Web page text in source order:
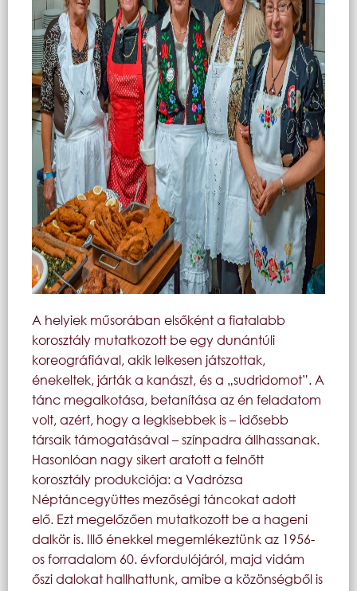
A helyiek műsorában elsőként a fiatalabb
korosztály mutatkozott be egy dunántúli
koreográfiával, akik lelkesen játszottak,
énekeltek, járták a kanászt, és a „sudridomot”. A
tánc megalkotása, betanítása az én feladatom
volt, azért, hogy a legkisebbek is – idősebb
társaik támogatásával – színpadra állhassanak.
Hasonlóan nagy sikert aratott a felnőtt
korosztály produkciója: a Vadrózsa
Néptáncegyüttes mezőségi táncokat adott
elő. Ezt megelőzően mutatkozott be a hageni
dalkör is. Illő énekkel megemlékeztünk az 1956-
os forradalom 60. évfordulójáról, majd vidám
őszi dalokat hallhattunk, amibe a közönségből is